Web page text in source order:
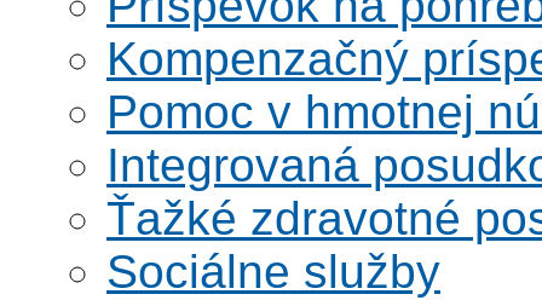
Kompenzačný
Pomoc v hmotnej
Integrovaná
Ťažké zdravotné
Sociálne služby